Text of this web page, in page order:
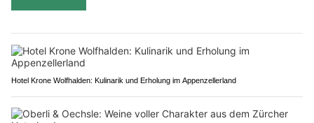
Hotel Krone Wolfhalden: Kulinarik und Erholung im Appenzellerland